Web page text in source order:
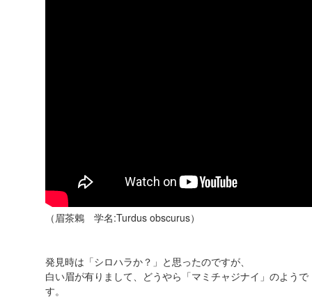
（眉茶鶇 学名:Turdus obscurus）
発見時は「シロハラか？」と思ったのですが、
白い眉が有りまして、どうやら「マミチャジナイ」のようで
す。